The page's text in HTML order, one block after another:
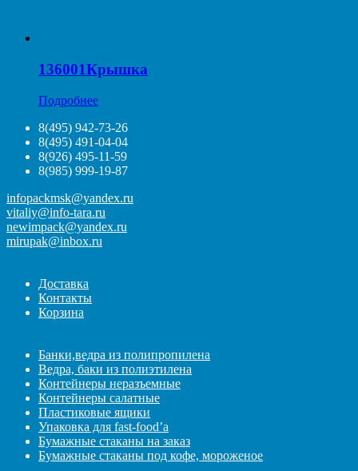
136001Крышка
Подробнее
8(495) 942-73-26
8(495) 491-04-04
8(926) 495-11-59
8(985) 999-19-87
infopackmsk@yandex.ru
vitaliy@info-tara.ru
newimpack@yandex.ru
mirupak@inbox.ru
Доставка
Контакты
Корзина
Банки,ведра из полипропилена
Ведра, баки из полиэтилена
Контейнеры неразъемные
Контейнеры салатные
Пластиковые ящики
Упаковка для fast-food’а
Бумажные стаканы на заказ
Бумажные стаканы под кофе, мороженое